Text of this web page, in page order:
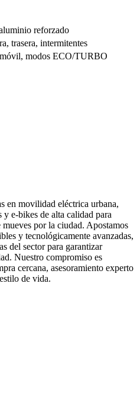
reforzado
trasera, intermitentes
modos ECO/TURBO
en movilidad eléctrica urbana,
e-bikes de alta calidad para
por la ciudad. Apostamos
y tecnológicamente avanzadas,
del sector para garantizar
Nuestro compromiso es
cercana, asesoramiento experto
de vida.